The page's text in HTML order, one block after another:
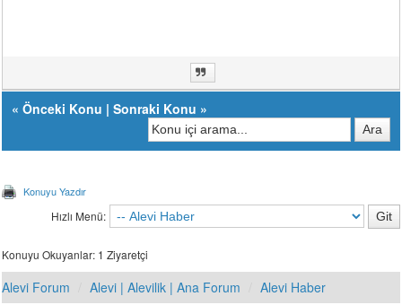
«Önceki Konu |Sonraki Konu »
Konuyu Yazdır
Hızlı Menü:
Konuyu Okuyanlar: 1 Ziyaretçi
Alevi Forum Alevi | Alevilik | Ana Forum Alevi Haber